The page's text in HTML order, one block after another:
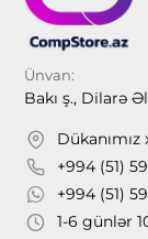
Ünvan:
Bakı ş., Dilarə
+994 (51)
+994 (51)
1-6 günlər